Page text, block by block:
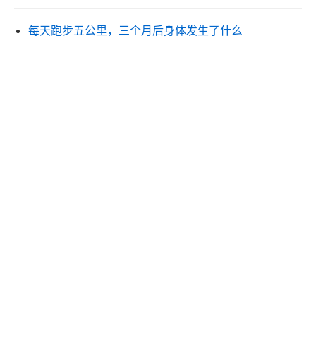
每天跑步五公里，三个月后身体发生了什么